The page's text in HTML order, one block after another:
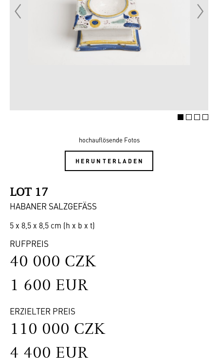
hochauflösende Fotos
HERUNTERLADEN
LOT 17
HABANER SALZGEFÄSS
5 x 8,5 x 8,5 cm (h x b x t)
RUFPREIS
40 000 CZK
1 600 EUR
ERZIELTER PREIS
110 000 CZK
4 400 EUR